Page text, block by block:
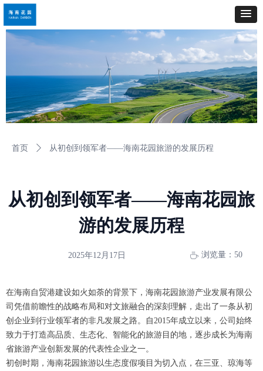
从初创到领军者——海南花园旅
游的发展历程
首页 ꄲ 从初创到领军者——海南花园旅游的发展历程
在海南自贸港建设如火如荼的背景下，海南花园旅游产业发展有限公
司凭借前瞻性的战略布局和对文旅融合的深刻理解，走出了一条从初
创企业到行业领军者的非凡发展之路。自2015年成立以来，公司始终
致力于打造高品质、生态化、智能化的旅游目的地，逐步成长为海南
省旅游产业创新发展的代表性企业之一。
初创时期，海南花园旅游以生态度假项目为切入点，在三亚、琼海等
2025年12月17日 ꄘ 浏览量： 50